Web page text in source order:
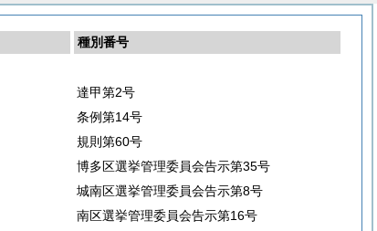
種別番号
達甲第2号
条例第14号
規則第60号
博多区選挙管理委員会告示第35号
城南区選挙管理委員会告示第8号
南区選挙管理委員会告示第16号